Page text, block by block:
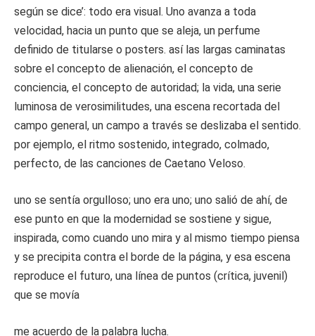
según se dice’: todo era visual. Uno avanza a toda
velocidad, hacia un punto que se aleja, un perfume
definido de titularse o posters. así las largas caminatas
sobre el concepto de alienación, el concepto de
conciencia, el concepto de autoridad; la vida, una serie
luminosa de verosimilitudes, una escena recortada del
campo general, un campo a través se deslizaba el sentido.
por ejemplo, el ritmo sostenido, integrado, colmado,
perfecto, de las canciones de Caetano Veloso.
uno se sentía orgulloso; uno era uno; uno salió de ahí, de
ese punto en que la modernidad se sostiene y sigue,
inspirada, como cuando uno mira y al mismo tiempo piensa
y se precipita contra el borde de la página, y esa escena
reproduce el futuro, una línea de puntos (crítica, juvenil)
que se movía
me acuerdo de la palabra lucha.